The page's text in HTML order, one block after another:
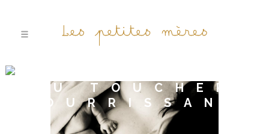
DU TOUCHER
NOURRISSANT